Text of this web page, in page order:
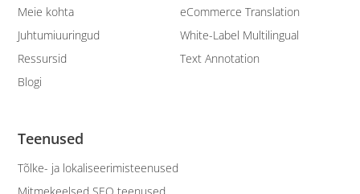
Teenused
Tõlke- ja lokaliseerimisteenused
eCommerce Translation
White-Label Multilingual
Text Annotation
Meie kohta
Juhtumiuuringud
Ressursid
Blogi